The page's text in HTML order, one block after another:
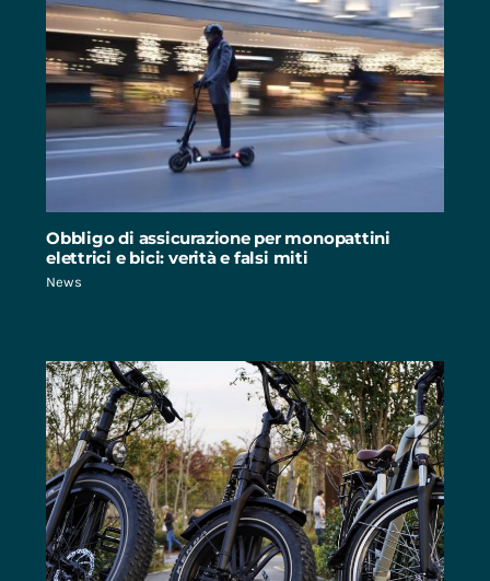
Obbligo di assicurazione per monopattini
elettrici e bici: verità e falsi miti
News